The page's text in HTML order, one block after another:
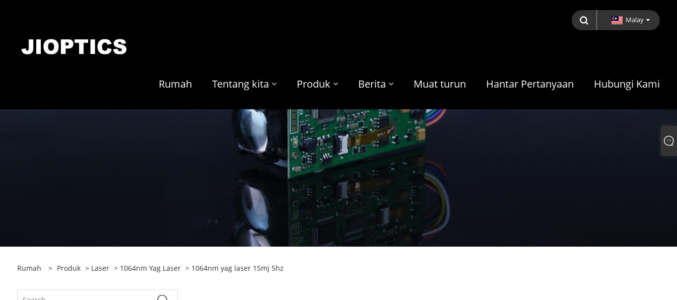
Malay
Rumah Tentang kita Produk Berita Muat turun Hantar Pertanyaan Hubungi Kami
Rumah > Produk > Laser > 1064nm Yag Laser > 1064nm yag laser 15mj 5hz